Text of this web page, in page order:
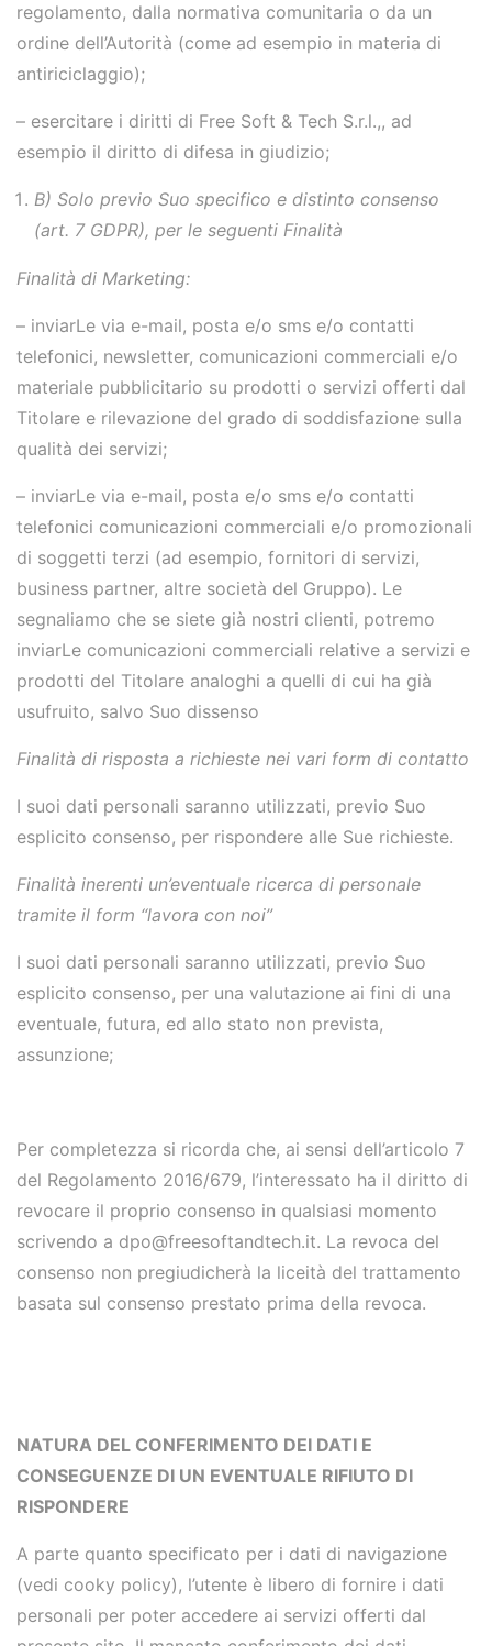
regolamento, dalla normativa comunitaria o da un
ordine dell’Autorità (come ad esempio in materia di
antiriciclaggio);
– esercitare i diritti di Free Soft & Tech S.r.l.,, ad
esempio il diritto di difesa in giudizio;
B) Solo previo Suo specifico e distinto consenso
(art. 7 GDPR), per le seguenti Finalità
Finalità di Marketing:
– inviarLe via e-mail, posta e/o sms e/o contatti
telefonici, newsletter, comunicazioni commerciali e/o
materiale pubblicitario su prodotti o servizi offerti dal
Titolare e rilevazione del grado di soddisfazione sulla
qualità dei servizi;
– inviarLe via e-mail, posta e/o sms e/o contatti
telefonici comunicazioni commerciali e/o promozionali
di soggetti terzi (ad esempio, fornitori di servizi,
business partner, altre società del Gruppo). Le
segnaliamo che se siete già nostri clienti, potremo
inviarLe comunicazioni commerciali relative a servizi e
prodotti del Titolare analoghi a quelli di cui ha già
usufruito, salvo Suo dissenso
Finalità di risposta a richieste nei vari form di contatto
I suoi dati personali saranno utilizzati, previo Suo
esplicito consenso, per rispondere alle Sue richieste.
Finalità inerenti un’eventuale ricerca di personale
tramite il form “lavora con noi”
I suoi dati personali saranno utilizzati, previo Suo
esplicito consenso, per una valutazione ai fini di una
eventuale, futura, ed allo stato non prevista,
assunzione;
Per completezza si ricorda che, ai sensi dell’articolo 7
del Regolamento 2016/679, l’interessato ha il diritto di
revocare il proprio consenso in qualsiasi momento
scrivendo a dpo@freesoftandtech.it. La revoca del
consenso non pregiudicherà la liceità del trattamento
basata sul consenso prestato prima della revoca.
NATURA DEL CONFERIMENTO DEI DATI E
CONSEGUENZE DI UN EVENTUALE RIFIUTO DI
RISPONDERE
A parte quanto specificato per i dati di navigazione
(vedi cooky policy), l’utente è libero di fornire i dati
personali per poter accedere ai servizi offerti dal